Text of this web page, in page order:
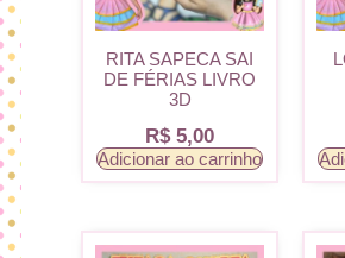
RITA SAPECA SAI
DE FÉRIAS LIVRO
3D
R$5,00
Adicionar ao carrinho